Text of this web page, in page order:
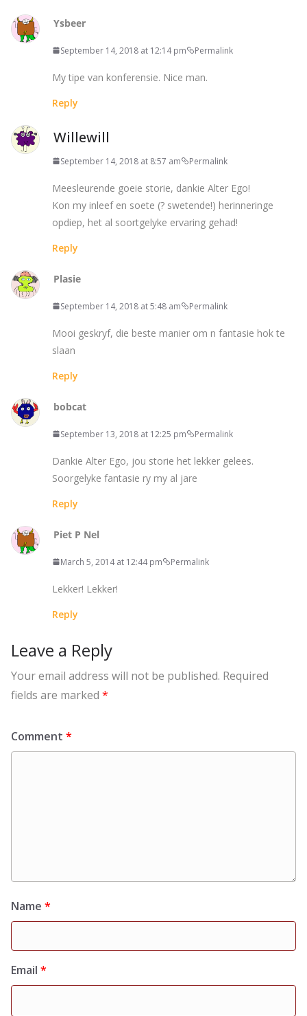
Ysbeer
September 14, 2018 at 12:14 pm Permalink
My tipe van konferensie. Nice man.
Reply
Willewill
September 14, 2018 at 8:57 am Permalink
Meesleurende goeie storie, dankie Alter Ego!
Kon my inleef en soete (? swetende!) herinneringe
opdiep, het al soortgelyke ervaring gehad!
Reply
Plasie
September 14, 2018 at 5:48 am Permalink
Mooi geskryf, die beste manier om n fantasie hok te
slaan
Reply
bobcat
September 13, 2018 at 12:25 pm Permalink
Dankie Alter Ego, jou storie het lekker gelees.
Soorgelyke fantasie ry my al jare
Reply
Piet P Nel
March 5, 2014 at 12:44 pm Permalink
Lekker! Lekker!
Reply
Leave a Reply
Your email address will not be published. Required
fields are marked *
Comment *
Name *
Email *